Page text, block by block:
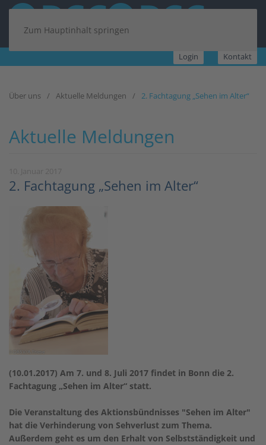
Zum Hauptinhalt springen
Login Kontakt
Über uns Aktuelle Meldungen 2. Fachtagung „Sehen im Alter“
Aktuelle Meldungen
2. Fachtagung „Sehen im Alter“
(10.01.2017) Am 7. und 8. Juli 2017 findet in Bonn die 2.
Fachtagung „Sehen im Alter“ statt.
Die Veranstaltung des Aktionsbündnisses "Sehen im Alter"
hat die Verhinderung von Sehverlust zum Thema.
Außerdem geht es um den Erhalt von Selbstständigkeit und